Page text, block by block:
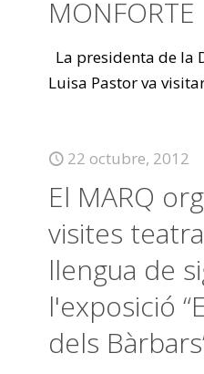
MONFORTE
La presidenta de la
Luisa Pastor va
22 octubre, 2012
El MARQ
visites
llengua de
l'exposició
dels